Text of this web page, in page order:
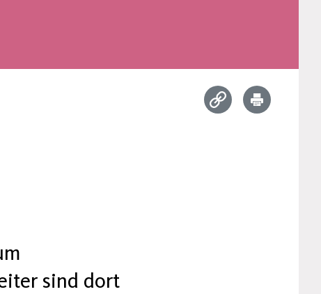
sind dort